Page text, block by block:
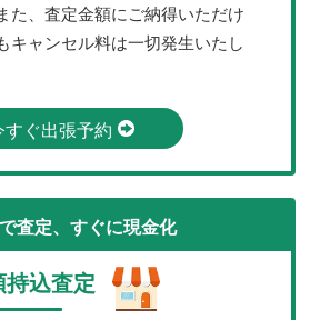
た、査定金額にご納得いただけ
キャンセル料は一切発生いたし
すぐ出張予約
査定、すぐに現金化
持込査定